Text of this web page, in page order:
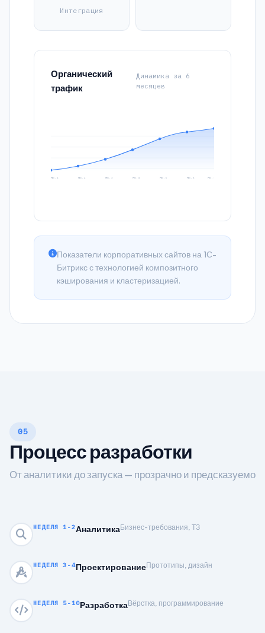
Интеграция
Органический
трафик
Динамика за 6
месяцев
Мес. 1 Мес. 2 Мес. 3 Мес. 4 Мес. 5 Мес. 6 Мес. 7
Показатели корпоративных сайтов на 1С-
Битрикс с технологией композитного
кэширования и кластеризацией.
05
Процесс разработки
От аналитики до запуска — прозрачно и предсказуемо
НЕДЕЛЯ 1-2АналитикаБизнес-требования, ТЗ
НЕДЕЛЯ 3-4ПроектированиеПрототипы, дизайн
НЕДЕЛЯ 5-10РазработкаВёрстка, программирование